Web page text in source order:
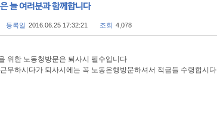
늘 여러분과 함께합니다
등록일 2016.06.25 17:32:21 조회 4,078
위한 노동청방문은 퇴사시 필수입니다
무하시다가 퇴사시에는 꼭 노동은행방문하셔서 적금들 수령합시다